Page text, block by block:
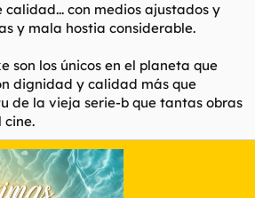
con medios ajustados y
y mala hostia considerable.
son los únicos en el planeta que
dignidad y calidad más que
de la vieja serie-b que tantas obras
cine.